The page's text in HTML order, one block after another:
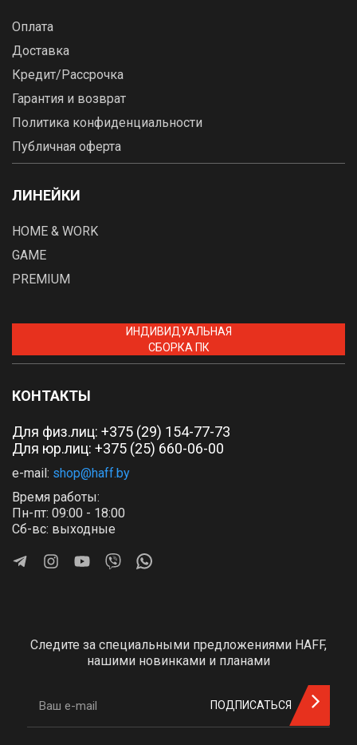
Оплата
Доставка
Кредит/Рассрочка
Гарантия и возврат
Политика конфиденциальности
Публичная оферта
ЛИНЕЙКИ
HOME & WORK
GAME
PREMIUM
ИНДИВИДУАЛЬНАЯ
СБОРКА ПК
КОНТАКТЫ
Для физ.лиц: +375 (29) 154-77-73
Для юр.лиц: +375 (25) 660-06-00
e-mail: shop@haff.by
Время работы:
Пн-пт: 09:00 - 18:00
Сб-вс: выходные
Следите за специальными предложениями HAFF,
нашими новинками и планами
ПОДПИСАТЬСЯ